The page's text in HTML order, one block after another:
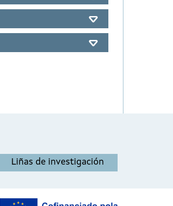
Liñas de investigación